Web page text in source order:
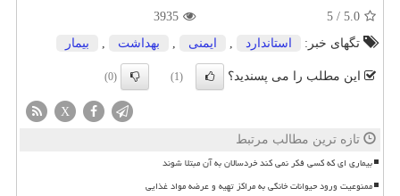
5.0
/
5
3935
تگهای خبر:
استاندارد ایمنی بهداشت بیمار
این مطلب را می پسندید؟ (1)
(0)
X
تازه ترین مطالب مرتبط
بیماری ای که کسی فکر نمی کند خردسالان به آن مبتلا شوند
ممنوعیت ورود حیوانات خانگی به مراکز تهیه و عرضه مواد غذایی